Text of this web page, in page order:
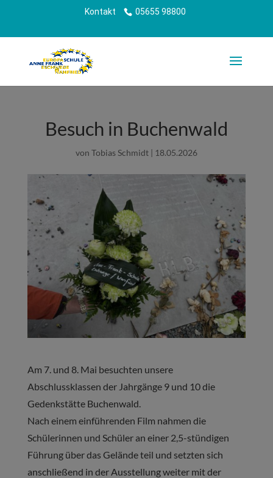
Kontakt 05655 98800
Besuch in Buchenwald
von Tobias Schmidt| 18.05.2026
Am 7. und 8. Mai besuchten unsere
Abschlussklassen der Jahrgänge 9 und 10 die
Gedenkstätte Buchenwald.
Nach einem einführenden Film nahmen die
Schülerinnen und Schüler an einer 2,5-stündigen
Führung über das Gelände teil und setzten sich
anschließend in der Ausstellung weiter mit der